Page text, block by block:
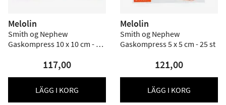
Melolin
Smith og Nephew
Gaskompress 10 x 10 cm - 10
117,00
LÄGG I KORG
Melolin
Smith og Nephew
Gaskompress 5 x 5 cm - 25 st
121,00
LÄGG I KORG